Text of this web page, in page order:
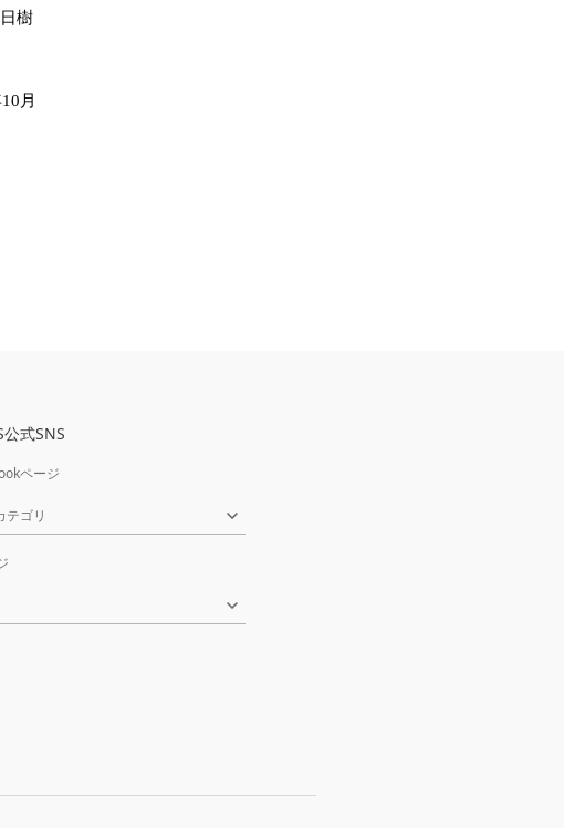
樹
月
公式SNS
ページ
テゴリ